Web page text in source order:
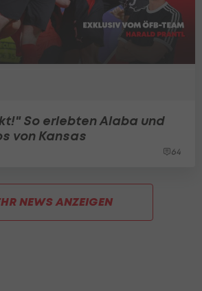
So erlebten Alaba und
von Kansas
64
NEWS ANZEIGEN